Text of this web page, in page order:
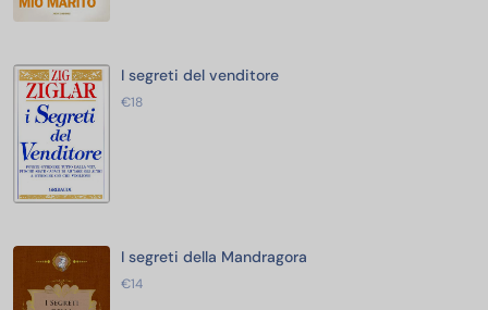
I segreti del venditore
€18
I segreti della Mandragora
€14